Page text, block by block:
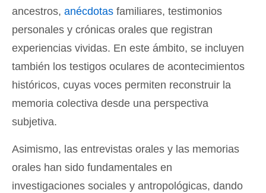
ancestros, anécdotas familiares, testimonios
personales y crónicas orales que registran
experiencias vividas. En este ámbito, se incluyen
también los testigos oculares de acontecimientos
históricos, cuyas voces permiten reconstruir la
memoria colectiva desde una perspectiva
subjetiva.
Asimismo, las entrevistas orales y las memorias
orales han sido fundamentales en
investigaciones sociales y antropológicas, dando